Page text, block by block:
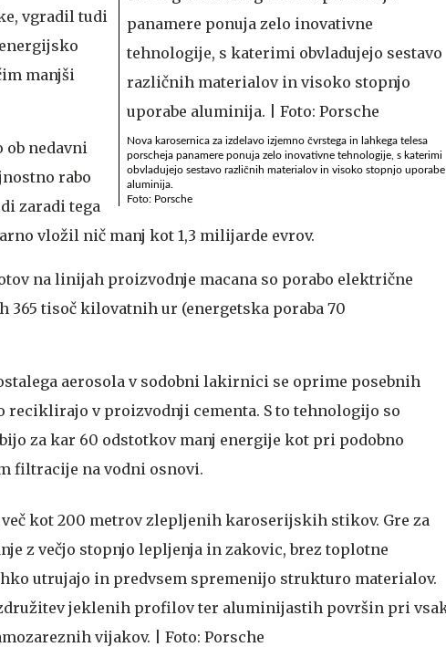
Nova karosernica za izdelavo izjemno čvrstega in lahkega telesa
porscheja panamere ponuja zelo inovativne tehnologije, s katerimi
obvladujejo sestavo različnih materialov in visoko stopnjo uporabe
aluminija.
Foto: Porsche
vgradil tudi
manjši
nedavni
rabo
zaradi tega
vložil nič manj kot 1,3 milijarde evrov.
na linijah proizvodnje macana so porabo električne
365 tisoč kilovatnih ur (energetska poraba 70
aerosola v sodobni lakirnici se oprime posebnih
v proizvodnji cementa. S to tehnologijo so
za kar 60 odstotkov manj energije kot pri podobno
filtracije na vodni osnovi.